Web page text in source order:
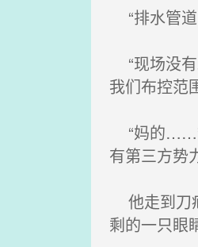
“排水管
“现场没
我们布控范
“妈的……”
有第三方势
他走到刀
剩的一只眼